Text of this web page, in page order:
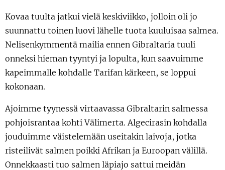
Kovaa tuulta jatkui vielä keskiviikko, jolloin oli jo
suunnattu toinen luovi lähelle tuota kuuluisaa salmea.
Nelisenkymmentä mailia ennen Gibraltaria tuuli
onneksi hieman tyyntyi ja lopulta, kun saavuimme
kapeimmalle kohdalle Tarifan kärkeen, se loppui
kokonaan.
Ajoimme tyynessä virtaavassa Gibraltarin salmessa
pohjoisrantaa kohti Välimerta. Algecirasin kohdalla
jouduimme väistelemään useitakin laivoja, jotka
risteilivät salmen poikki Afrikan ja Euroopan välillä.
Onnekkaasti tuo salmen läpiajo sattui meidän